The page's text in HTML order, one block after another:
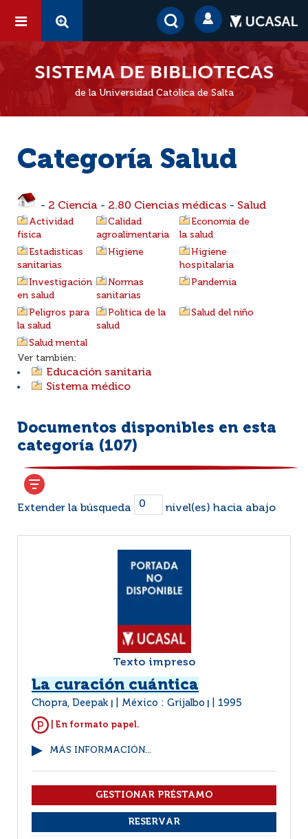
de la Universidad Católica de Salta
Categoría Salud
- 2 Ciencia - 2.80 Ciencias médicas - Salud
Actividad
física
Calidad
agroalimentaria
Economía de
la salud
Estadísticas
sanitarias
Higiene
Higiene
hospitalaria
Investigación
en salud
Normas
sanitarias
Pandemia
Peligros para
la salud
Política de la
salud
Salud del niño
Salud mental
Ver también:
Educación sanitaria
Sistema médico
Documentos disponibles en esta
categoría (107)
Extender la búsqueda nivel(es) hacia abajo
Texto impreso
La curación cuántica
Chopra, Deepak México : Grijalbo 1995
| En formato papel.
MÁS INFORMACIÓN...